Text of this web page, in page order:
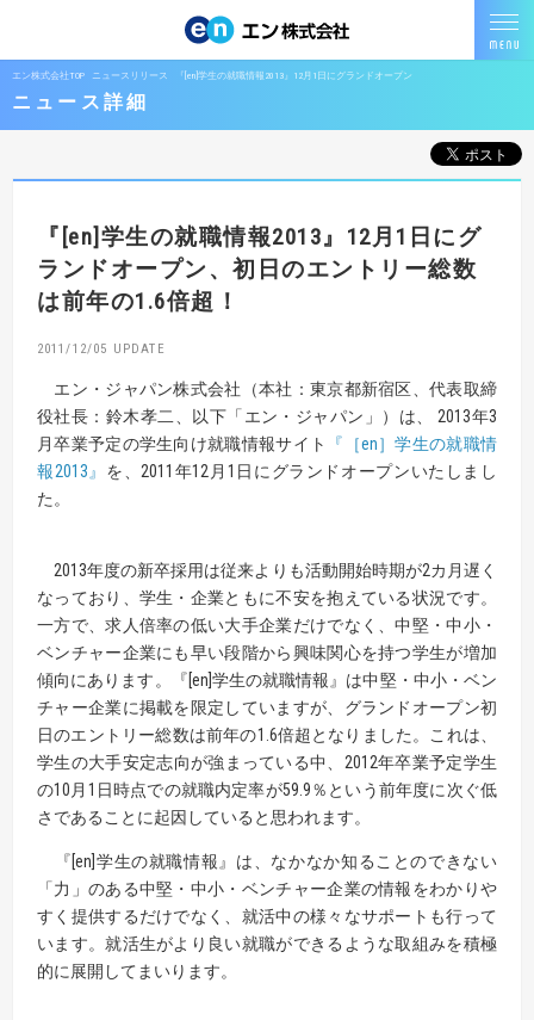
エン株式会社TOP ニュースリリース 『[en]学生の就職情報2013』12月1日にグランドオープン
ニュース詳細
『[en]学生の就職情報2013』 12月1日にグ
ランドオープン、初日のエントリー総数
は前年の1.6倍超！
2011/12/05
エン・ジャパン株式会社（本社：東京都新宿区、代表取締
役社長：鈴木孝二、以下「エン・ジャパン」）は、 2013年3
月卒業予定の学生向け就職情報サイト
『［en］学生の就職情
報2013』 を、2011年12月1日にグランドオープンいたしまし
た。
2013年度の新卒採用は従来よりも活動開始時期が2カ月遅く
なっており、学生・企業ともに不安を抱えている状況です。
一方で、求人倍率の低い大手企業だけでなく、中堅・中小・
ベンチャー企業にも早い段階から興味関心を持つ学生が増加
傾向にあります。『[en]学生の就職情報』は中堅・中小・ベン
チャー企業に掲載を限定していますが、グランドオープン初
日のエントリー総数は前年の1.6倍超となりました。これは、
学生の大手安定志向が強まっている中、2012年卒業予定学生
の10月1日時点での就職内定率が59.9％という前年度に次ぐ低
さであることに起因していると思われます。
『[en]学生の就職情報』は、なかなか知ることのできない
「力」のある中堅・中小・ベンチャー企業の情報をわかりや
すく提供するだけでなく、就活中の様々なサポートも行って
います。就活生がより良い就職ができるような取組みを積極
的に展開してまいります。